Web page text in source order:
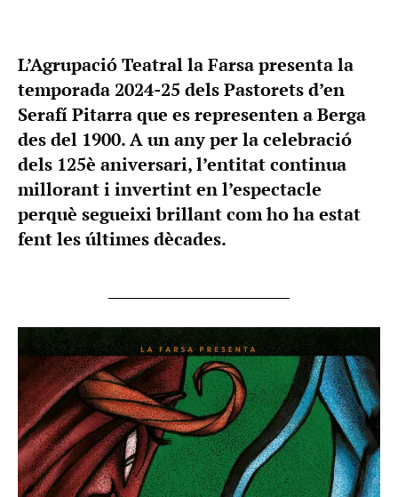
L’Agrupació Teatral la Farsa presenta la
temporada 2024-25 dels Pastorets d’en
Serafí Pitarra que es representen a Berga
des del 1900. A un any per la celebració
dels 125è aniversari, l’entitat continua
millorant i invertint en l’espectacle
perquè segueixi brillant com ho ha estat
fent les últimes dècades.